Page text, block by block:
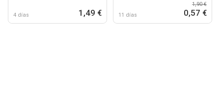
4 días 1,49 € 11 días
1,90 €
0,57 €